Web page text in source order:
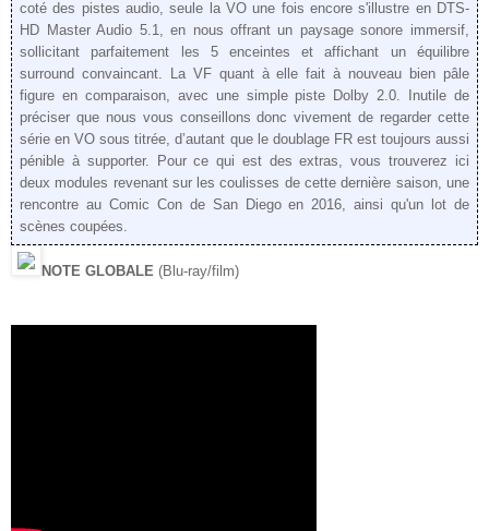
coté des pistes audio, seule la VO une fois encore s'illustre en DTS-
HD Master Audio 5.1, en nous offrant un paysage sonore immersif,
sollicitant parfaitement les 5 enceintes et affichant un équilibre
surround convaincant. La VF quant à elle fait à nouveau bien pâle
figure en comparaison, avec une simple piste Dolby 2.0. Inutile de
préciser que nous vous conseillons donc vivement de regarder cette
série en VO sous titrée, d’autant que le doublage FR est toujours aussi
pénible à supporter. Pour ce qui est des extras, vous trouverez ici
deux modules revenant sur les coulisses de cette dernière saison, une
rencontre au Comic Con de San Diego en 2016, ainsi qu'un lot de
scènes coupées.
NOTE GLOBALE (Blu-ray/film)